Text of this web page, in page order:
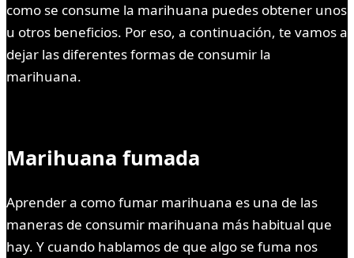
como se consume la marihuana puedes obtener unos
u otros beneficios. Por eso, a continuación, te vamos a
dejar las diferentes formas de consumir la
marihuana.
Marihuana fumada
Aprender a como fumar marihuana es una de las
maneras de consumir marihuana más habitual que
hay. Y cuando hablamos de que algo se fuma nos